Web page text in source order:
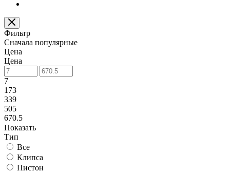
Фильтр
Сначала популярные
Цена
Цена
7
173
339
505
670.5
Показать
Тип
Все
Клипса
Пистон